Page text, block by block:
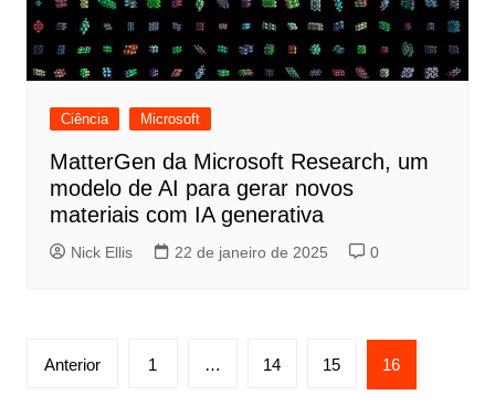
Ciência Microsoft
MatterGen da Microsoft Research, um
modelo de AI para gerar novos
materiais com IA generativa
Nick Ellis 22 de janeiro de 2025 0
Paginação
Anterior 1 … 14 15 16